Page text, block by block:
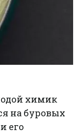
химик
на буровых
его